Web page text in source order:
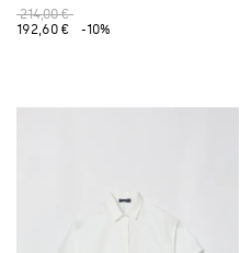
214,00 €
192,60 €
-10%